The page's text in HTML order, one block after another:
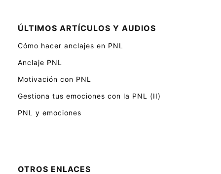
ÚLTIMOS ARTÍCULOS Y AUDIOS
Cómo hacer anclajes en PNL
Anclaje PNL
Motivación con PNL
Gestiona tus emociones con la PNL (II)
PNL y emociones
OTROS ENLACES